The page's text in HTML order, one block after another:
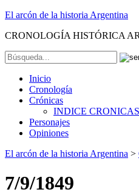
El arcón de la historia Argentina
CRONOLOGÍA HISTÓRICA
Inicio
Cronología
Crónicas
INDICE CRONICAS
Personajes
Opiniones
El arcón de la historia Argentina >
7/9/1849